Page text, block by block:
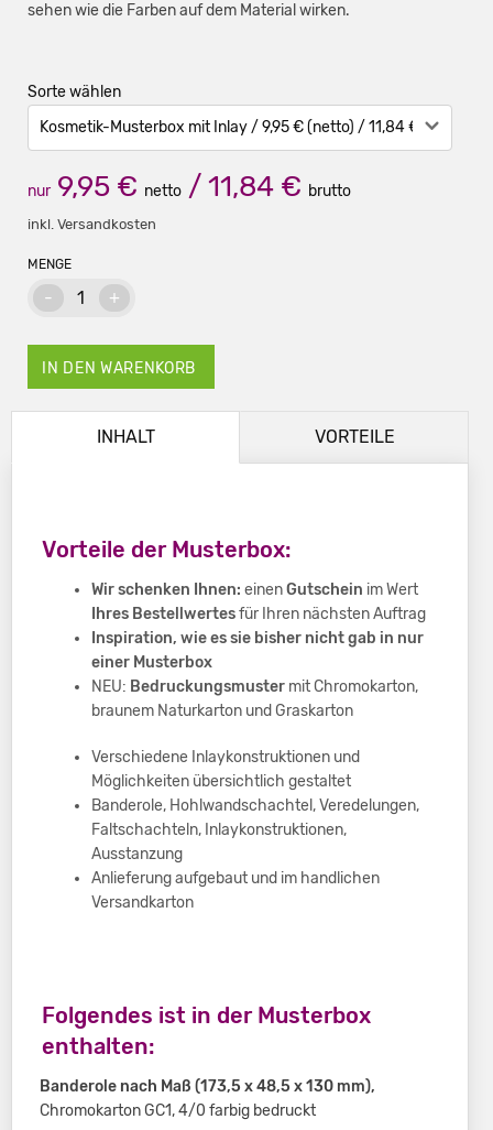
sehen wie die Farben auf dem Material wirken.
Sorte wählen
nur 9,95 € netto / 11,84 € brutto
inkl. Versandkosten
MENGE
- 1 +
IN DEN WARENKORB
INHALT VORTEILE
Vorteile der Musterbox:
Wir schenken Ihnen: einenGutschein im Wert
Ihres Bestellwertesfür Ihren nächsten Auftrag
Inspiration, wie es sie bisher nicht gab in nur
einer Musterbox
NEU: Bedruckungsmuster mit Chromokarton,
braunem Naturkarton und Graskarton
Verschiedene Inlaykonstruktionen und
Möglichkeiten übersichtlich gestaltet
Banderole, Hohlwandschachtel, Veredelungen,
Faltschachteln, Inlaykonstruktionen,
Ausstanzung
Anlieferung aufgebaut und im handlichen
Versandkarton
Folgendes ist in der Musterbox
enthalten:
Banderole nach Maß (173,5 x 48,5 x 130 mm),
Chromokarton GC1, 4/0 farbig bedruckt